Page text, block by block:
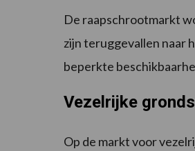
De raapschrootmarkt
zijn teruggevallen naar
beperkte
Vezelrijke
Op de markt voor